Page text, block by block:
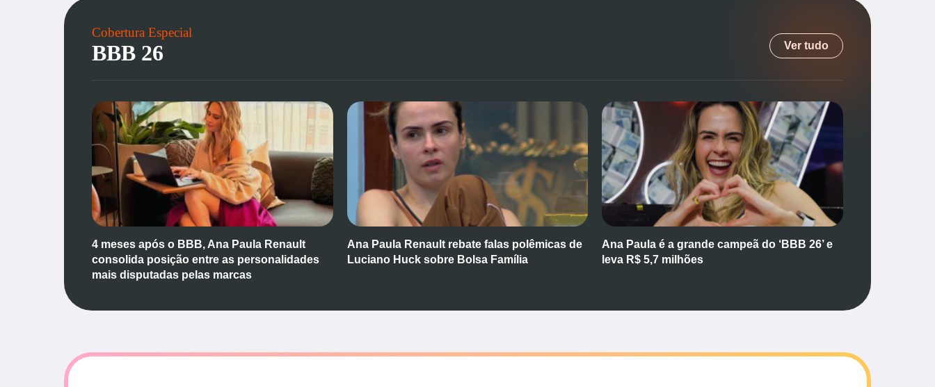
Cobertura Especial
BBB 26 Ver tudo
4 meses após o BBB, Ana Paula Renault
consolida posição entre as personalidades
mais disputadas pelas marcas
Ana Paula Renault rebate falas polêmicas de
Luciano Huck sobre Bolsa Família
Ana Paula é a grande campeã do ‘BBB 26’ e
leva R$ 5,7 milhões